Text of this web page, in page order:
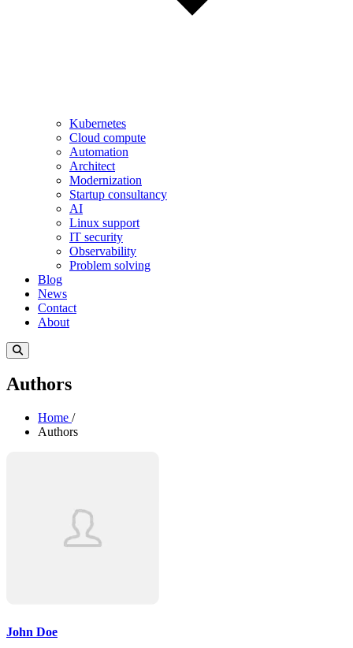
Kubernetes
Cloud compute
Automation
Architect
Modernization
Startup consultancy
AI
Linux support
IT security
Observability
Problem solving
Blog
News
Contact
About
Authors
Home /
Authors
John Doe